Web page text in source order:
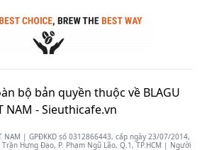
bộ bản quyền thuộc về BLAGU
NAM -Sieuthicafe.vn
NAM | GPĐKKD số 0312866443, cấp ngày 23/07/2014,
Trần Hưng Đạo, P. Phạm Ngũ Lão, Q.1, TP.HCM | Người